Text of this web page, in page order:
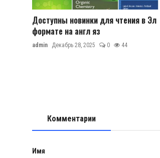
Доступны новинки для чтения в Эл
формате на англ яз
admin Декабрь 28, 2025 0 44
Комментарии
Имя